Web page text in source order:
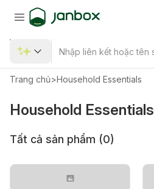
Trang chủ>Household Essentials
Household Essentials
Tất cả sản phẩm (0)